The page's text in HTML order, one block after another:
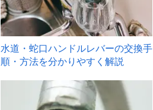
水道・蛇口ハンドルレバーの交換手
順・方法を分かりやすく解説